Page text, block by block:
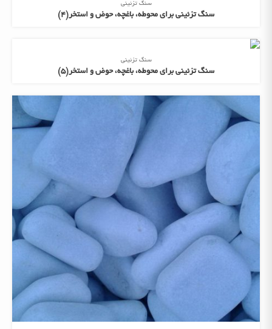
سنگ تزئینی
سنگ تزئینی برای محوطه، باغچه، حوض و استخر(4)
سنگ تزئینی
سنگ تزئینی برای محوطه، باغچه، حوض و استخر(5)